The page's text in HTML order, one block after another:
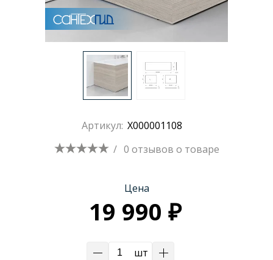
Артикул: X000001108
/ 0 отзывов о товаре
Цена
19 990 ₽
шт